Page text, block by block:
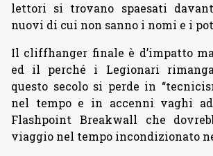
lettori si trovano spaesati
nuovi di cui non sanno i nomi e i
Il cliffhanger finale è d’impatto
ed il perché i Legionari
questo secolo si perde in
nel tempo e in accenni vaghi
Flashpoint Breakwall che
viaggio nel tempo incondizionato